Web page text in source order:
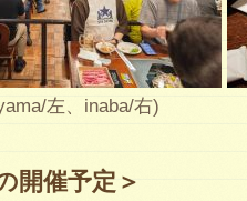
左、inaba/右)
開催予定＞